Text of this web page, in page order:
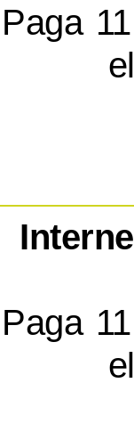
Paga
Paga